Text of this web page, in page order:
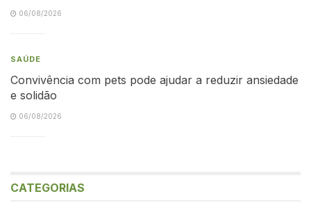
06/08/2026
SAÚDE
Convivência com pets pode ajudar a reduzir ansiedade
e solidão
06/08/2026
CATEGORIAS